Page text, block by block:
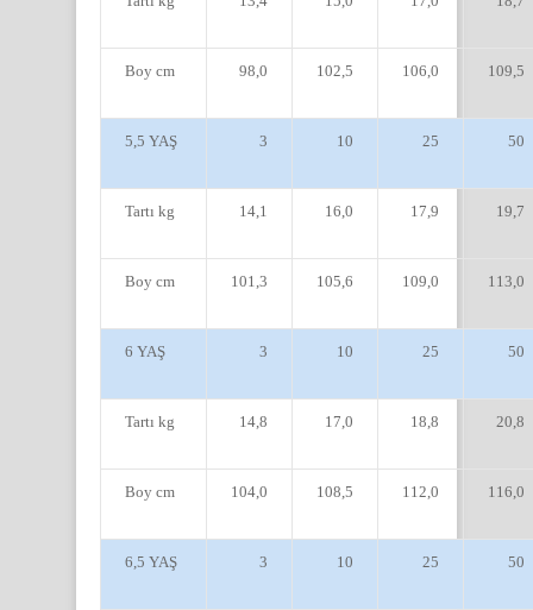
Boy cm 98,0 102,5 106,0 109,5
5,5 YAŞ 3 10 25 50
Tartı kg 14,1 16,0 17,9 19,7
Boy cm 101,3 105,6 109,0 113,0
6 YAŞ 3 10 25 50
Tartı kg 14,8 17,0 18,8 20,8
Boy cm 104,0 108,5 112,0 116,0
6,5 YAŞ 3 10 25 50